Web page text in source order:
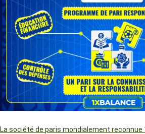
La société de paris mondialement reconnue